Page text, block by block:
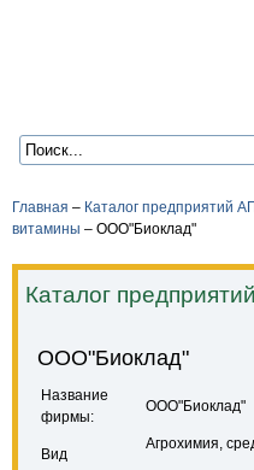
Главная – Каталог предприятий
витамины – ООО"Биоклад"
Каталог
ООО"Биоклад"
Название
фирмы:
ООО"Биоклад"
Вид
Агрохимия,